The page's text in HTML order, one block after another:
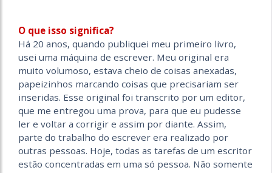
O que isso significa?
Há 20 anos, quando publiquei meu primeiro livro,
usei uma máquina de escrever. Meu original era
muito volumoso, estava cheio de coisas anexadas,
papeizinhos marcando coisas que precisariam ser
inseridas. Esse original foi transcrito por um editor,
que me entregou uma prova, para que eu pudesse
ler e voltar a corrigir e assim por diante. Assim,
parte do trabalho do escrever era realizado por
outras pessoas. Hoje, todas as tarefas de um escritor
estão concentradas em uma só pessoa. Não somente